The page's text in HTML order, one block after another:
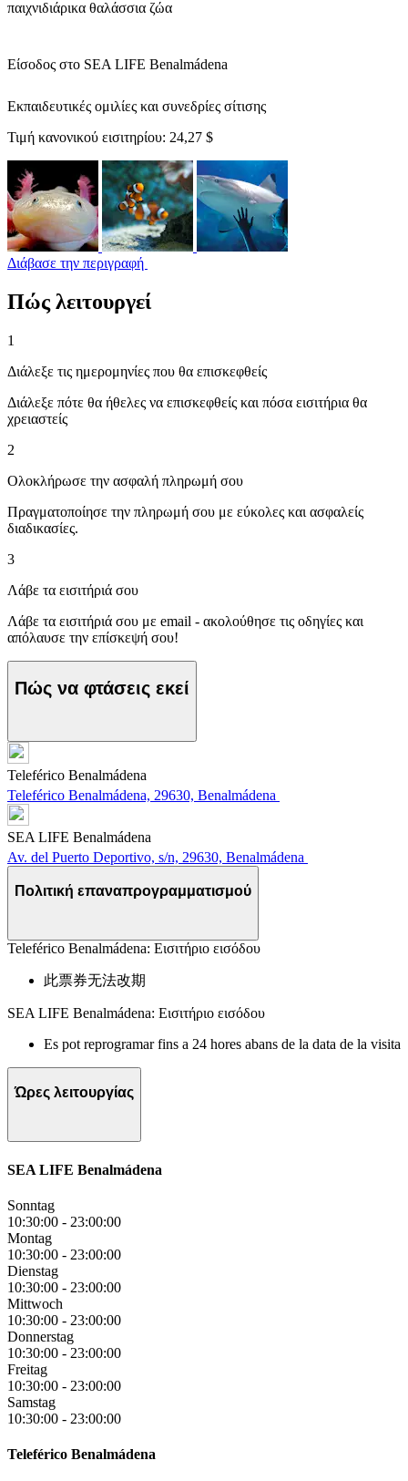
παιχνιδιάρικα θαλάσσια ζώα
Είσοδος στο SEA LIFE Benalmádena
Εκπαιδευτικές ομιλίες και συνεδρίες σίτισης
Τιμή κανονικού εισιτηρίου: 24,27 $
Διάβασε την περιγραφή
Πώς λειτουργεί
1
Διάλεξε τις ημερομηνίες που θα επισκεφθείς
Διάλεξε πότε θα ήθελες να επισκεφθείς και πόσα εισιτήρια θα
χρειαστείς
2
Ολοκλήρωσε την ασφαλή πληρωμή σου
Πραγματοποίησε την πληρωμή σου με εύκολες και ασφαλείς
διαδικασίες.
3
Λάβε τα εισιτήριά σου
Λάβε τα εισιτήριά σου με email - ακολούθησε τις οδηγίες και
απόλαυσε την επίσκεψή σου!
Πώς να φτάσεις εκεί
Teleférico Benalmádena
Teleférico Benalmádena, 29630, Benalmádena
SEA LIFE Benalmádena
Av. del Puerto Deportivo, s/n, 29630, Benalmádena
Πολιτική επαναπρογραμματισμού
Teleférico Benalmádena: Εισιτήριο εισόδου
此票券无法改期
SEA LIFE Benalmádena: Εισιτήριο εισόδου
Es pot reprogramar fins a 24 hores abans de la data de la visita
Ώρες λειτουργίας
SEA LIFE Benalmádena
Sonntag
10:30:00 - 23:00:00
Montag
10:30:00 - 23:00:00
Dienstag
10:30:00 - 23:00:00
Mittwoch
10:30:00 - 23:00:00
Donnerstag
10:30:00 - 23:00:00
Freitag
10:30:00 - 23:00:00
Samstag
10:30:00 - 23:00:00
Teleférico Benalmádena